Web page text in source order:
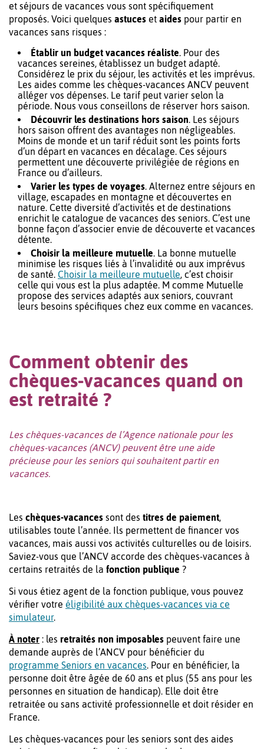
et séjours de vacances vous sont spécifiquement
proposés. Voici quelques astuces et aides pour partir en
vacances sans risques :
Établir un budget vacances réaliste. Pour des
vacances sereines, établissez un budget adapté.
Considérez le prix du séjour, les activités et les imprévus.
Les aides comme les chèques-vacances ANCV peuvent
alléger vos dépenses. Le tarif peut varier selon la
période. Nous vous conseillons de réserver hors saison.
Découvrir les destinations hors saison. Les séjours
hors saison offrent des avantages non négligeables.
Moins de monde et un tarif réduit sont les points forts
d’un départ en vacances en décalage. Ces séjours
permettent une découverte privilégiée de régions en
France ou d’ailleurs.
Varier les types de voyages. Alternez entre séjours en
village, escapades en montagne et découvertes en
nature. Cette diversité d’activités et de destinations
enrichit le catalogue de vacances des seniors. C’est une
bonne façon d’associer envie de découverte et vacances
détente.
Choisir la meilleure mutuelle. La bonne mutuelle
minimise les risques liés à l’invalidité ou aux imprévus
de santé. Choisir la meilleure mutuelle, c’est choisir
celle qui vous est la plus adaptée. M comme Mutuelle
propose des services adaptés aux seniors, couvrant
leurs besoins spécifiques chez eux comme en vacances.
Comment obtenir des
chèques-vacances quand on
est retraité ?
Les chèques-vacances de l’Agence nationale pour les
chèques-vacances (ANCV) peuvent être une aide
précieuse pour les seniors qui souhaitent partir en
vacances.
Les chèques-vacances sont des titres de paiement,
utilisables toute l’année. Ils permettent de financer vos
vacances, mais aussi vos activités culturelles ou de loisirs.
Saviez-vous que l’ANCV accorde des chèques-vacances à
certains retraités de la fonction publique ?
Si vous étiez agent de la fonction publique, vous pouvez
vérifier votre éligibilité aux chèques-vacances via ce
simulateur.
À noter : les retraités non imposables peuvent faire une
demande auprès de l’ANCV pour bénéficier du
programme Seniors en vacances. Pour en bénéficier, la
personne doit être âgée de 60 ans et plus (55 ans pour les
personnes en situation de handicap). Elle doit être
retraitée ou sans activité professionnelle et doit résider en
France.
Les chèques-vacances pour les seniors sont des aides